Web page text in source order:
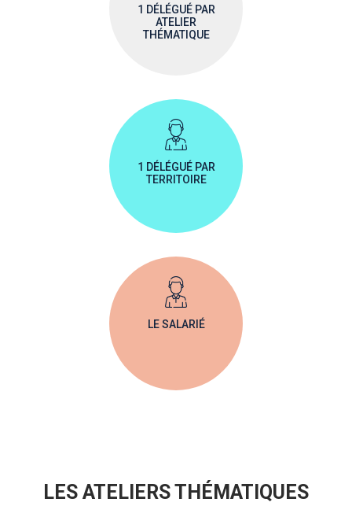
1 DÉLÉGUÉ PAR
ATELIER
THÉMATIQUE
1 DÉLÉGUÉ PAR
TERRITOIRE
LE SALARIÉ
LES ATELIERS THÉMATIQUES